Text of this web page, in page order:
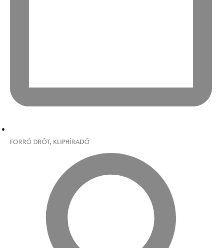
FORRÓ DRÓT, KLIPHÍRADÓ